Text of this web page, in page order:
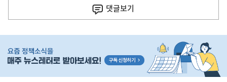
다
음
기
댓글보기
단
배